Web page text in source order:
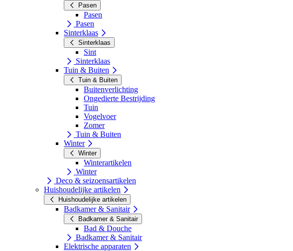
Pasen
Pasen
Pasen
Sinterklaas
Sinterklaas
Sint
Sinterklaas
Tuin & Buiten
Tuin & Buiten
Buitenverlichting
Ongedierte Bestrijding
Tuin
Vogelvoer
Zomer
Tuin & Buiten
Winter
Winter
Winterartikelen
Winter
Deco & seizoensartikelen
Huishoudelijke artikelen
Huishoudelijke artikelen
Badkamer & Sanitair
Badkamer & Sanitair
Bad & Douche
Badkamer & Sanitair
Elektrische apparaten